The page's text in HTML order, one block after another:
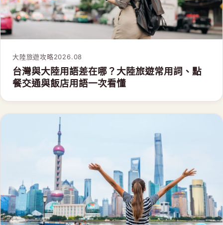
大陸旅遊攻略2026.08
台灣與大陸用語差在哪？大陸旅遊常用詞、點
餐交通與飯店用語一次看懂